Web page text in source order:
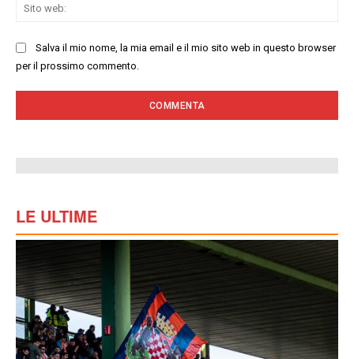
Salva il mio nome, la mia email e il mio sito web in questo browser
per il prossimo commento.
LE ULTIME